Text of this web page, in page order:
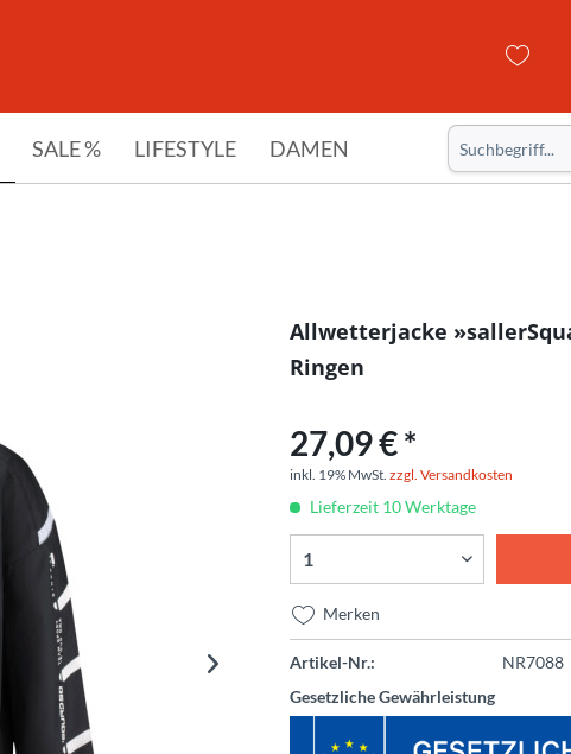
SALE % LIFESTYLE DAMEN
Allwetterjacke
Ringen
27,09 € *
inkl. 19% MwSt. zzgl. Versandkosten
Lieferzeit 10 Werktage
Merken
Artikel-Nr.:
NR7088
Gesetzliche Gewährleistung